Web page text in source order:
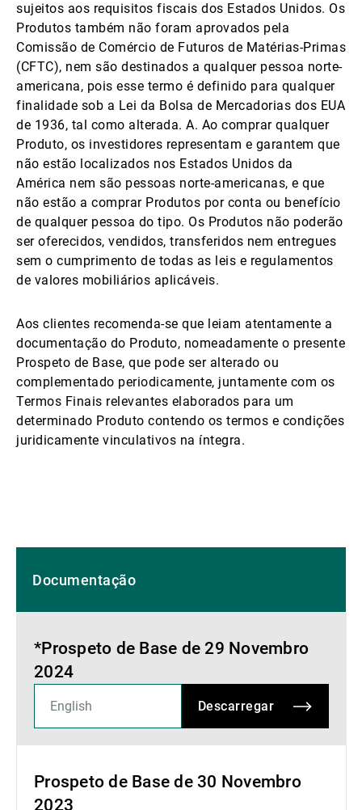
sujeitos aos requisitos fiscais dos Estados Unidos. Os
Produtos também não foram aprovados pela
Comissão de Comércio de Futuros de Matérias-Primas
(CFTC), nem são destinados a qualquer pessoa norte-
americana, pois esse termo é definido para qualquer
finalidade sob a Lei da Bolsa de Mercadorias dos EUA
de 1936, tal como alterada. A. Ao comprar qualquer
Produto, os investidores representam e garantem que
não estão localizados nos Estados Unidos da
América nem são pessoas norte-americanas, e que
não estão a comprar Produtos por conta ou benefício
de qualquer pessoa do tipo. Os Produtos não poderão
ser oferecidos, vendidos, transferidos nem entregues
sem o cumprimento de todas as leis e regulamentos
de valores mobiliários aplicáveis.
Aos clientes recomenda-se que leiam atentamente a
documentação do Produto, nomeadamente o presente
Prospeto de Base, que pode ser alterado ou
complementado periodicamente, juntamente com os
Termos Finais relevantes elaborados para um
determinado Produto contendo os termos e condições
juridicamente vinculativos na íntegra.
Documentação
*Prospeto de Base de 29 Novembro
2024
Descarregar
Prospeto de Base de 30 Novembro
2023